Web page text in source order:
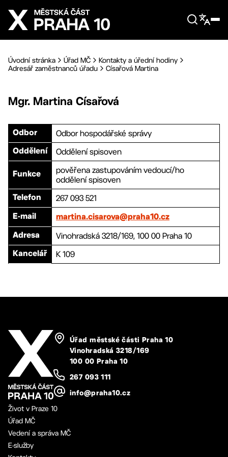
Přejít na hlavní obsah
Úvodní stránka Úřad MČ
Kontakty a úřední hodiny
Adresář zaměstnanců úřadu
Císařová Martina
Mgr. Martina Císařová
Odbor Odbor hospodářské správy
Oddělení Oddělení spisoven
Funkce
pověřena zastupováním vedoucí/ho
oddělení spisoven
Telefon 267 093 521
E-mail martina.cisarova@praha10.cz
Adresa Vinohradská 3218/169, 100 00 Praha 10
Kancelář K 109
Úřad městské části Praha 10
Vinohradská 3218/169
100 00 Praha 10
267 093 111
info@praha10.cz
Život v Praze 10
Úřad MČ
Vedení a správa MČ
E-služby